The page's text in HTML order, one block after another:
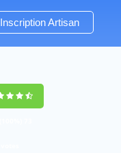
Inscription Artisan